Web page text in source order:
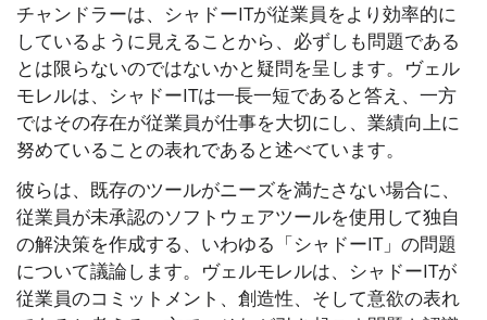
チャンドラーは、シャドーITが従業員をより効率的に
しているように見えることから、必ずしも問題である
とは限らないのではないかと疑問を呈します。ヴェル
モレルは、シャドーITは一長一短であると答え、一方
ではその存在が従業員が仕事を大切にし、業績向上に
努めていることの表れであると述べています。
彼らは、既存のツールがニーズを満たさない場合に、
従業員が未承認のソフトウェアツールを使用して独自
の解決策を作成する、いわゆる「シャドーIT」の問題
について議論します。ヴェルモレルは、シャドーITが
従業員のコミットメント、創造性、そして意欲の表れ